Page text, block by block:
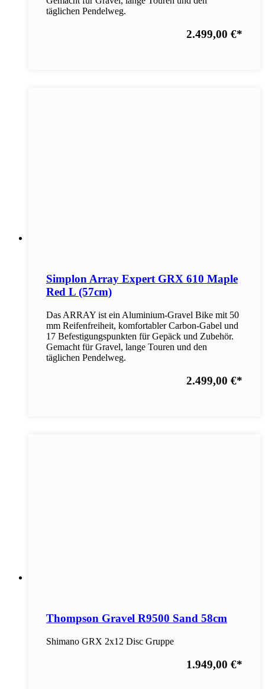
täglichen Pendelweg.
2.499,00 €*
Simplon Array Expert GRX 610 Maple
Red L (57cm)
Das ARRAY ist ein Aluminium-Gravel Bike mit 50
mm Reifenfreiheit, komfortabler Carbon-Gabel und
17 Befestigungspunkten für Gepäck und Zubehör.
Gemacht für Gravel, lange Touren und den
täglichen Pendelweg.
2.499,00 €*
Thompson Gravel R9500 Sand 58cm
Shimano GRX 2x12 Disc Gruppe
1.949,00 €*